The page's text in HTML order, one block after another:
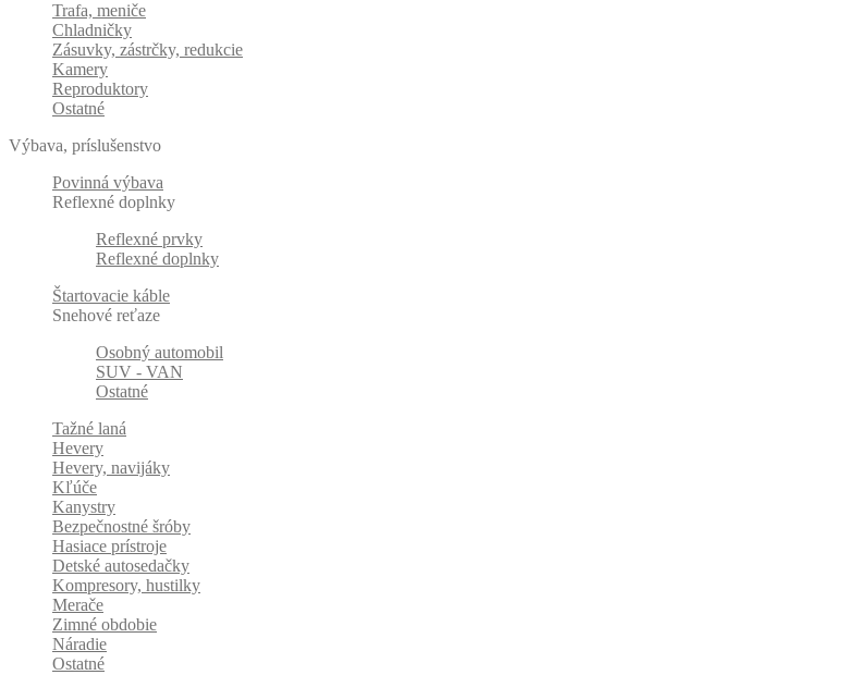
Trafa, meniče
Chladničky
Zásuvky, zástrčky, redukcie
Kamery
Reproduktory
Ostatné
Výbava, príslušenstvo
Povinná výbava
Reflexné doplnky
Reflexné prvky
Reflexné doplnky
Štartovacie káble
Snehové reťaze
Osobný automobil
SUV - VAN
Ostatné
Tažné laná
Hevery
Hevery, navijáky
Kľúče
Kanystry
Bezpečnostné šróby
Hasiace prístroje
Detské autosedačky
Kompresory, hustilky
Merače
Zimné obdobie
Náradie
Ostatné